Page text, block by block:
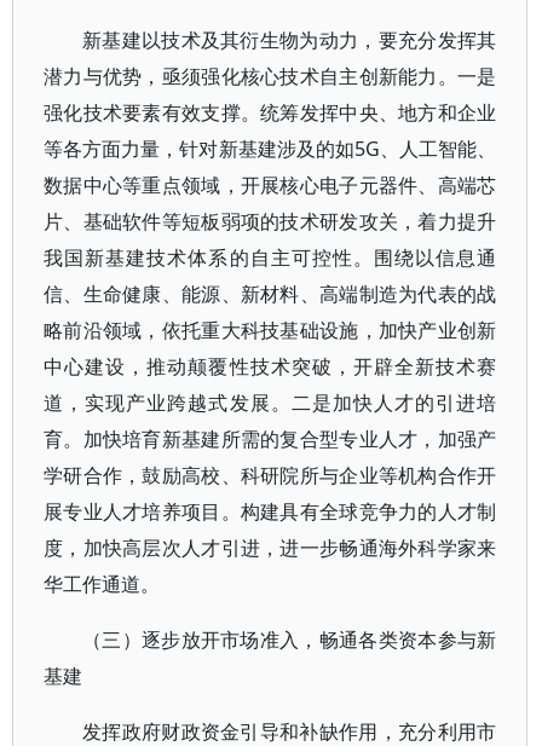
新基建以技术及其衍生物为动力，要充分发挥其
潜力与优势，亟须强化核心技术自主创新能力。一是
强化技术要素有效支撑。统筹发挥中央、地方和企业
等各方面力量，针对新基建涉及的如5G、人工智能、
数据中心等重点领域，开展核心电子元器件、高端芯
片、基础软件等短板弱项的技术研发攻关，着力提升
我国新基建技术体系的自主可控性。围绕以信息通
信、生命健康、能源、新材料、高端制造为代表的战
略前沿领域，依托重大科技基础设施，加快产业创新
中心建设，推动颠覆性技术突破，开辟全新技术赛
道，实现产业跨越式发展。二是加快人才的引进培
育。加快培育新基建所需的复合型专业人才，加强产
学研合作，鼓励高校、科研院所与企业等机构合作开
展专业人才培养项目。构建具有全球竞争力的人才制
度，加快高层次人才引进，进一步畅通海外科学家来
华工作通道。
（三）逐步放开市场准入，畅通各类资本参与新
基建
发挥政府财政资金引导和补缺作用，充分利用市